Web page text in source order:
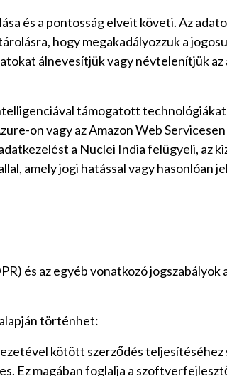
és a pontosság elveit követi. Az
hogy megakadályozzuk a
álnevesítjük vagy névtelenítjük
támogatott
on vagy az Amazon Web Servicesen
a Nuclei India felügyeli, az
amely jogi hatással vagy hasonlóan
és az egyéb vonatkozó jogszabályok
történhet:
kötött szerződés teljesítéséhez
Ez magában foglalja a